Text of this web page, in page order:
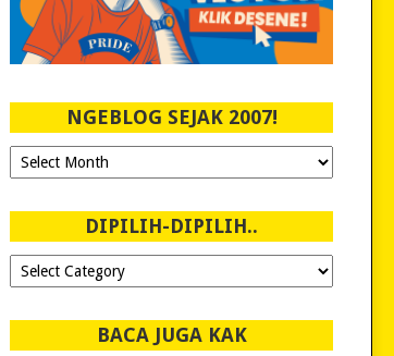
NGEBLOG SEJAK 2007!
Ngeblog
Sejak
DIPILIH-DIPILIH..
Dipilih-
dipilih..
BACA JUGA KAK